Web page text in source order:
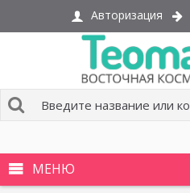
Авторизация
МЕНЮ